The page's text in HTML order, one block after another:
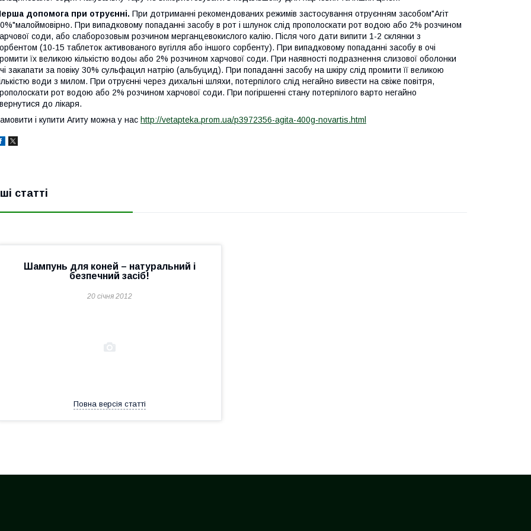
допомога при отруєнні. При дотриманні рекомендованих режимів застосування отруєнням засобом"Агіт
При випадковому попаданні засобу в рот і шлунок слід прополоскати рот водою або 2% розчином
соди, або слаборозовым розчином мерганцевокислого калію. Після чого дати випити 1-2 склянки з
(10-15 таблеток активованого вугілля або іншого сорбенту). При випадковому попаданні засобу в очі
їх великою кількістю водоы або 2% розчином харчової соди. При наявності подразнення слизової оболонки
закапати за повіку 30% сульфацил натрію (альбуцид). При попаданні засобу на шкіру слід промити її великою
води з милом. При отруєнні через дихальні шляхи, потерпілого слід негайно вивести на свіже повітря,
рот водою або 2% розчином харчової соди. При погіршенні стану потерпілого варто негайно
до лікаря.
і купити Агиту можна у нас http://vetapteka.prom.ua/p3972356-agita-400g-novartis.html
статті
Шампунь для коней – натуральний і
безпечний засіб!
20 січня 2012
Повна версія статті